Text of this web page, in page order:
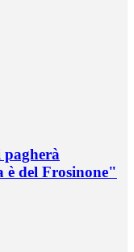
pagherà
del Frosinone"